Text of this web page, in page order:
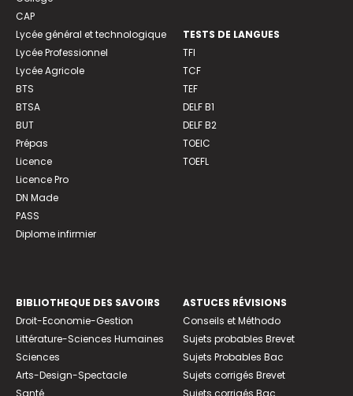
CAP
Lycée général et technologique
Lycée Professionnel
Lycée Agricole
BTS
BTSA
BUT
Prépas
Licence
Licence Pro
DN Made
PASS
Diplome infirmier
TESTS DE LANGUES
TFI
TCF
TEF
DELF B1
DELF B2
TOEIC
TOEFL
BIBLIOTHEQUE DES SAVOIRS
Droit-Economie-Gestion
Littérature-Sciences Humaines
Sciences
Arts-Design-Spectacle
Santé
ASTUCES RÉVISIONS
Conseils et Méthodo
Sujets probables Brevet
Sujets Probables Bac
Sujets corrigés Brevet
Sujets corrigés Bac